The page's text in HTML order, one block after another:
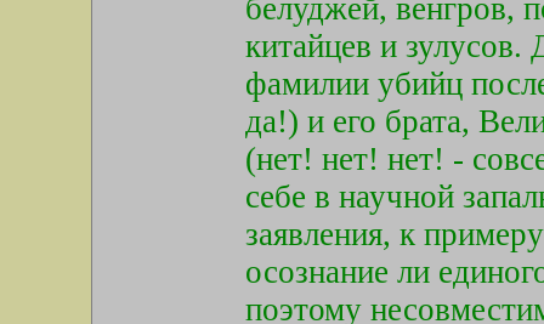
белуджей, венгров,
китайцев и зулусов.
фамилии убийц
да!) и его брата,
(нет! нет! нет! -
себе в научной
заявления, к
осознание ли
поэтому